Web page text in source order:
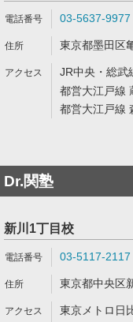
03-5637-9977
東京都墨田区
JR中央・総武
都営大江戸線
都営大江戸線
Dr.関塾
新川1丁目校
03-5117-2117
東京都中央区
東京メトロ日